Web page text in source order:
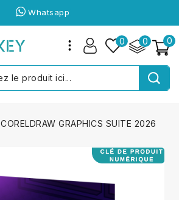
Whatsapp
0
0
0
CORELDRAW GRAPHICS SUITE 2026